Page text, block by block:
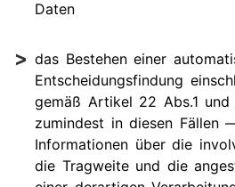
Daten
das Bestehen einer
Entscheidungsfindung
gemäß Artikel 22 Abs.1
zumindest in diesen Fällen
Informationen über die
die Tragweite und die